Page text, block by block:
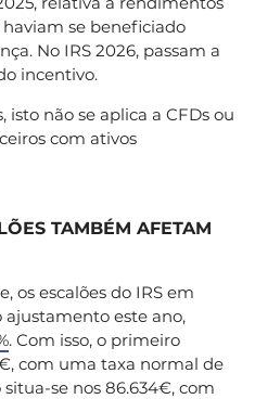
se beneficiado
No IRS 2026, passam a
incentivo.
não se aplica a CFDs ou
com ativos
TAMBÉM AFETAM
os escalões do IRS em
este ano,
. Com isso, o primeiro
com uma taxa normal de
situa-se nos 86.634€, com